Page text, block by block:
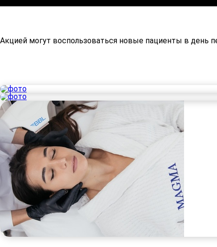
Акцией могут воспользоваться новые пациенты в день